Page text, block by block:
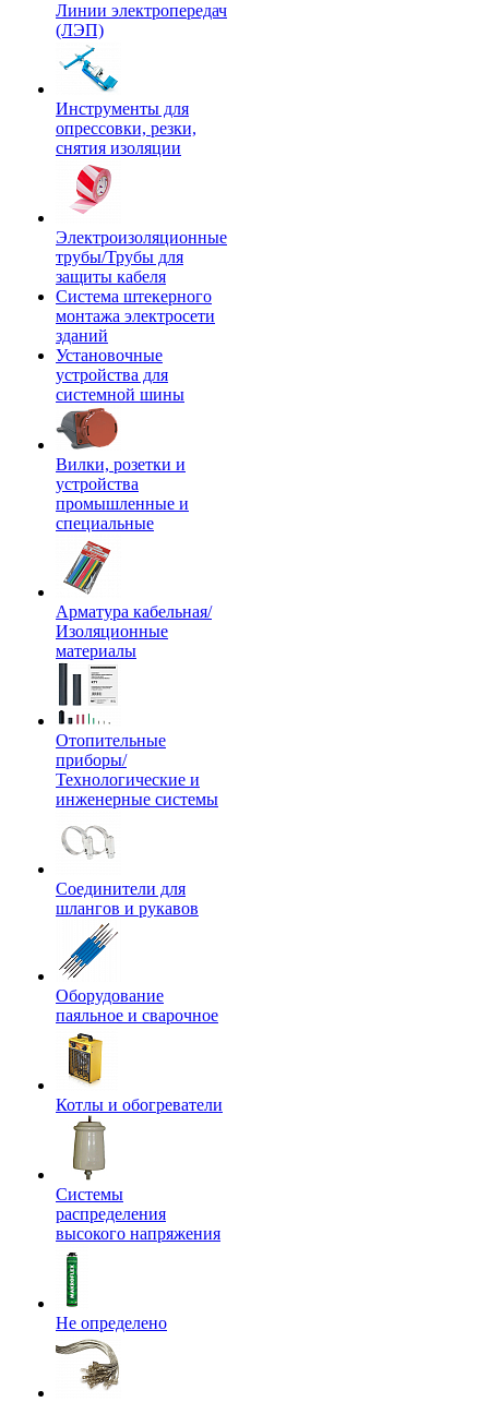
Линии электропередач
(ЛЭП)
Инструменты для
опрессовки, резки,
снятия изоляции
Электроизоляционные
трубы/Трубы для
защиты кабеля
Система штекерного
монтажа электросети
зданий
Установочные
устройства для
системной шины
Вилки, розетки и
устройства
промышленные и
специальные
Арматура кабельная/
Изоляционные
материалы
Отопительные
приборы/
Технологические и
инженерные системы
Соединители для
шлангов и рукавов
Оборудование
паяльное и сварочное
Котлы и обогреватели
Системы
распределения
высокого напряжения
Не определено